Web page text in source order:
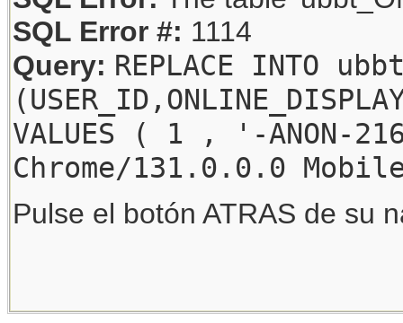
SQL Error #: 1114
Query: REPLACE INTO
VALUES ( 1 , '-
Chrome/131.0.0.0
Pulse el botón ATRAS de su